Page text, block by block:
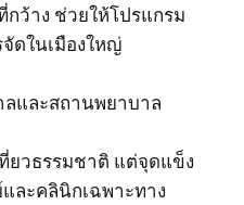
ว้าง ช่วยให้โปรแกรม
ดในเมืองใหญ่
ลและสถานพยาบาล
ยวธรรมชาติ แต่จุดแข็ง
ละคลินิกเฉพาะทาง